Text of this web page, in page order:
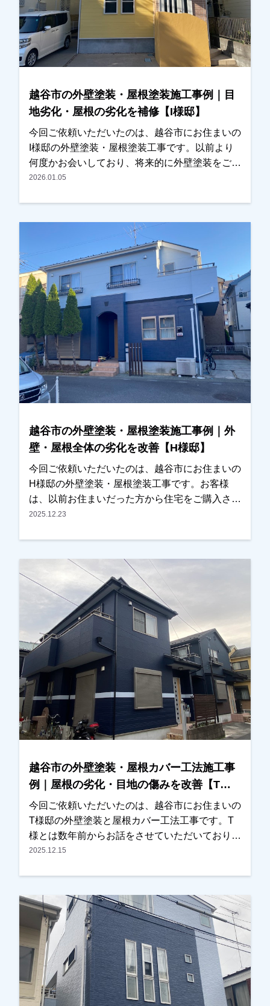
越谷市の外壁塗装・屋根塗装施工事例｜目
地劣化・屋根の劣化を補修【I様邸】
今回ご依頼いただいたのは、越谷市にお住まいの
I様邸の外壁塗装・屋根塗装工事です。以前より
何度かお会いしており、将来的に外壁塗装をご検
討されているとのお話をいただいておりました。
しいとのご相談をいただきました。現地調査を行
ったところ、・外壁の目地（コーキング）の劣
化・屋根塗膜の劣化が見られたため、外壁塗装と
屋根塗装をご提案させていただきました。カラー
シミュレーションも行い、ご希望の色味を確認し
ながら塗料や施工内容を調整し、今回施工をお任
せいただくことになりました。施工後は、「職人
さんも丁寧で安心して任せられました」「仕上が
りにも大変満足しています」とのお言葉をいただ
き、私たちも大変嬉しく思っております。この度
は大切なお住まいの外壁塗装・屋根塗装工事をお
任せいただき誠にありがとうございました。
2026.01.05
越谷市の外壁塗装・屋根塗装施工事例｜外
壁・屋根全体の劣化を改善【H様邸】
今回ご依頼いただいたのは、越谷市にお住まいの
H様邸の外壁塗装・屋根塗装工事です。お客様
は、以前お住まいだった方から住宅をご購入され
たばかりで、これから長く住まわれるにあたり、
外壁塗装ということもあり、塗装工事の流れや塗
料の種類などについて、できるだけ分かりやすく
ご説明させていただきました。また、色決めの際
にはカラーシミュレーションを使用し、何パター
ンか実際のイメージをご確認いただきながら検討
していただきました。最終的には、見本帳もご覧
いただきながら、お住まいの雰囲気に合う色を一
緒に決定いたしました。施工後は、「仕上がりも
きれいで、特に外壁の色がとても気に入っていま
す」とのお言葉をいただき、私たちも大変嬉しく
思っております。外壁塗装や屋根塗装は、工事が
終わったら終わりではなく、その後のメンテナン
スも大切です。これから長いお付き合いになるか
いつでもお気軽にご相談ください。この度は大切
なお住まいの外壁塗装・屋根塗装工事をお任せい
ただき、誠にありがとうございました。
2025.12.23
越谷市の外壁塗装・屋根カバー工法施工事
例｜屋根の劣化・目地の傷みを改善【T様
邸】
今回ご依頼いただいたのは、越谷市にお住まいの
T様邸の外壁塗装と屋根カバー工法工事です。T
様とは数年前からお話をさせていただいており、
近くに伺った際にはご挨拶をさせていただくな
の前を通り、ご挨拶に伺ったところ、以前拝見し
た時よりも屋根の劣化が進んでいる状態であるこ
とに気が付きました。その旨をお伝えし、改めて
現地調査を行い、屋根の状態を写真でご確認いた
だきました。実際に写真をご覧いただいたとこ
ろ、・屋根材の劣化・外壁の目地（コーキング）
の傷みが進んでいることが分かり、今回の工事を
ご検討いただくことになりました。屋根について
2025.12.15